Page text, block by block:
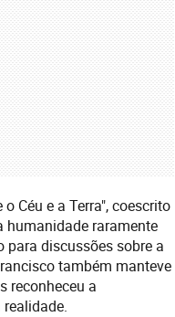
Céu e a Terra", coescrito
humanidade raramente
discussões sobre a
também manteve
reconheceu a